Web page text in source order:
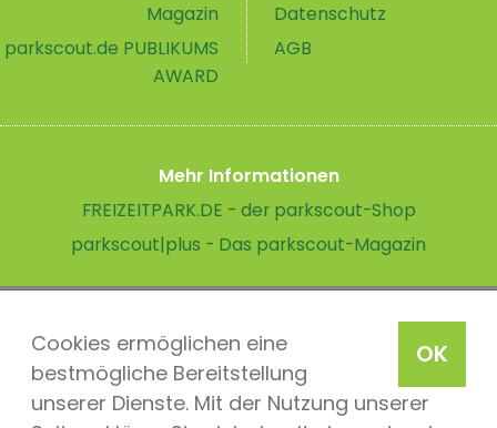
OK
Cookies ermöglichen eine
bestmögliche Bereitstellung
unserer Dienste. Mit der Nutzung unserer
Magazin
parkscout.de PUBLIKUMS
AWARD
Datenschutz
AGB
Mehr Informationen
FREIZEITPARK.DE - der parkscout-Shop
parkscout|plus - Das parkscout-Magazin